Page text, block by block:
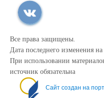
Все права защищены.
Дата последнего изменения
При использовании
источник обязательна
Сайт создан на